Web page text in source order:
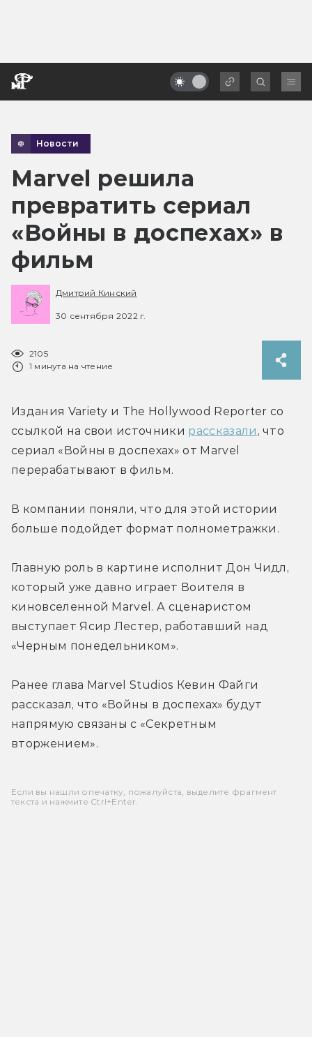
Новости
Marvel решила
превратить сериал
«Войны в доспехах» в
фильм
Дмитрий Кинский
30 сентября 2022 г.
2105
1 минута на чтение
Издания Variety и The Hollywood Reporter со
ссылкой на свои источники рассказали , что
сериал «Войны в доспехах» от Marvel
перерабатывают в фильм.
В компании поняли, что для этой истории
больше подойдет формат полнометражки.
Главную роль в картине исполнит Дон Чидл,
который уже давно играет Воителя в
киновселенной Marvel. А сценаристом
выступает Ясир Лестер, работавший над
«Черным понедельником».
Ранее глава Marvel Studios Кевин Файги
рассказал, что «Войны в доспехах» будут
напрямую связаны с «Секретным
вторжением».
Если вы нашли опечатку, пожалуйста, выделите фрагмент
текста и нажмите Ctrl+Enter.